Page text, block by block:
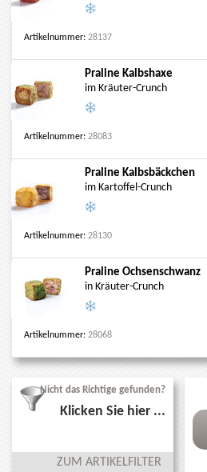
Artikelnummer: 28137
Praline Kalbshaxe
im Kräuter-Crunch
Artikelnummer: 28083
Praline Kalbsbäckchen
im Kartoffel-Crunch
Artikelnummer: 28130
Praline Ochsenschwanz
in Kräuter-Crunch
Artikelnummer: 28068
ZUM ARTIKELFILTER
Nicht das Richtige gefunden?
Klicken Sie hier ...